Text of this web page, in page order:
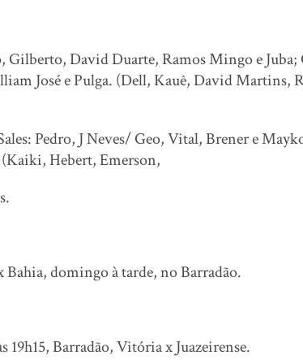
Gilberto, David Duarte, Ramos Mingo e Juba;
José e Pulga. (Dell, Kauê, David Martins,
Pedro, J Neves/ Geo, Vital, Brener e
Hebert, Emerson,
domingo à tarde, no Barradão.
19h15, Barradão, Vitória x Juazeirense.